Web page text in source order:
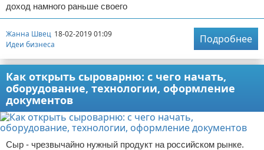
доход намного раньше своего
Жанна Швец 18-02-2019 01:09
Идеи бизнеса
Подробнее
Как открыть сыроварню: с чего начать,
оборудование, технологии, оформление
документов
Сыр - чрезвычайно нужный продукт на российском рынке.